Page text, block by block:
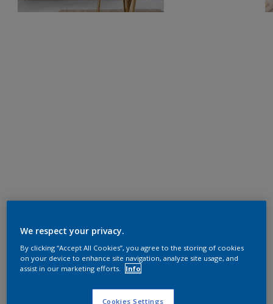
We respect your privacy.
By clicking “Accept All Cookies”, you agree to the storing of cookies
on your device to enhance site navigation, analyze site usage, and
assist in our marketing efforts.
Info
Cookies Settings